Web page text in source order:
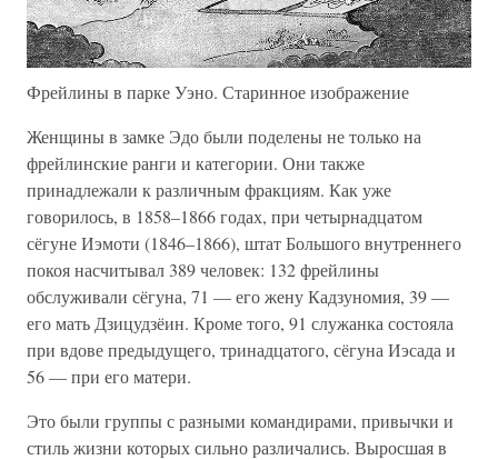
Фрейлины в парке Уэно. Старинное изображение
Женщины в замке Эдо были поделены не только на
фрейлинские ранги и категории. Они также
принадлежали к различным фракциям. Как уже
говорилось, в 1858–1866 годах, при четырнадцатом
сёгуне Иэмоти (1846–1866), штат Большого внутреннего
покоя насчитывал 389 человек: 132 фрейлины
обслуживали сёгуна, 71 — его жену Кадзуномия, 39 —
его мать Дзицудзёин. Кроме того, 91 служанка состояла
при вдове предыдущего, тринадцатого, сёгуна Иэсада и
56 — при его матери.
Это были группы с разными командирами, привычки и
стиль жизни которых сильно различались. Выросшая в